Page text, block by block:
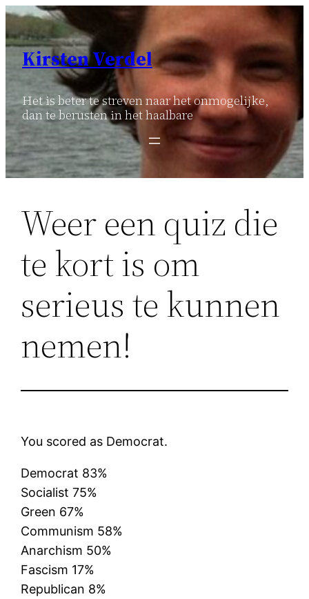
Ga
naar
inhoud
Kirsten Verdel
Het is beter te streven naar het onmogelijke,
dan te berusten in het haalbare
Weer een quiz die
te kort is om
serieus te kunnen
nemen!
You scored as Democrat.
Democrat 83%
Socialist 75%
Green 67%
Communism 58%
Anarchism 50%
Fascism 17%
Republican 8%